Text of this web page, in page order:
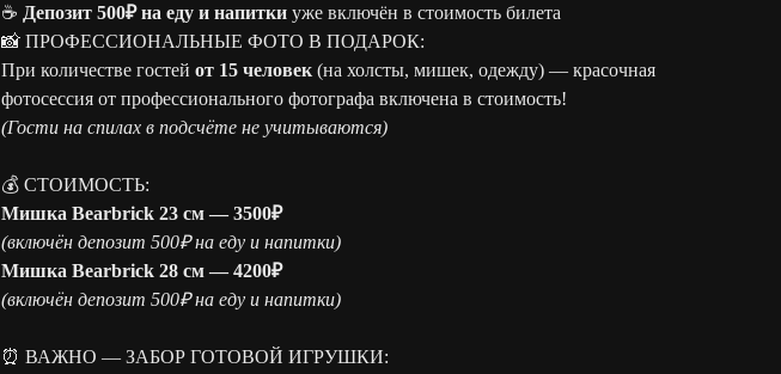
☕ Депозит 500₽ на еду и напитки уже включён в стоимость билета
📸 ПРОФЕССИОНАЛЬНЫЕ ФОТО В ПОДАРОК:
При количестве гостей от 15 человек (на холсты, мишек, одежду) — красочная
фотосессия от профессионального фотографа включена в стоимость!
(Гости на спилах в подсчёте не учитываются)
💰 СТОИМОСТЬ:
Мишка Bearbrick 23 см — 3500₽
(включён депозит 500₽ на еду и напитки)
Мишка Bearbrick 28 см — 4200₽
(включён депозит 500₽ на еду и напитки)
⏰ ВАЖНО — ЗАБОР ГОТОВОЙ ИГРУШКИ: